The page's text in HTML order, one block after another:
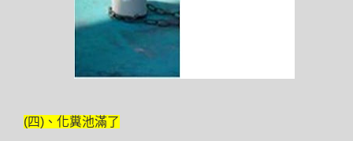
(四)、化糞池滿了